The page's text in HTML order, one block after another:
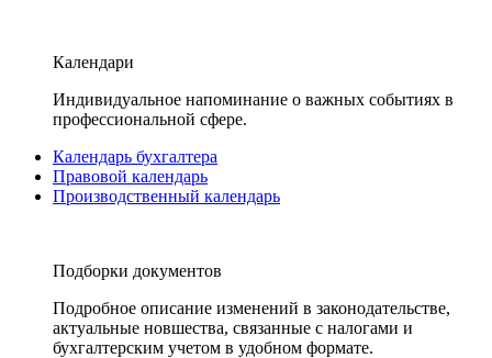
Календари
Индивидуальное напоминание о важных событиях в
профессиональной сфере.
Календарь бухгалтера
Правовой календарь
Производственный календарь
Подборки документов
Подробное описание изменений в законодательстве,
актуальные новшества, связанные с налогами и
бухгалтерским учетом в удобном формате.